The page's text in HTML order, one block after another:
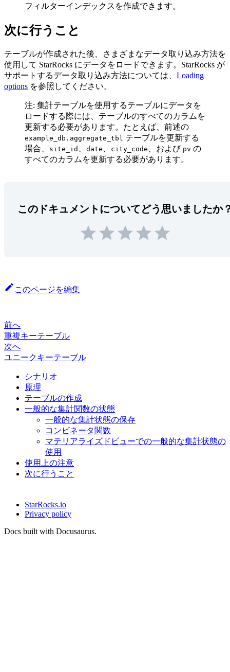
フィルターインデックスを作成できます。
次に行うこと
テーブルが作成された後、さまざまなデータ取り込み方法を
使用して StarRocks にデータをロードできます。StarRocks が
サポートするデータ取り込み方法については、 Loading
options を参照してください。
注: 集計テーブルを使用するテーブルにデータを
ロードする際には、テーブルのすべてのカラムを
更新する必要があります。たとえば、前述の
example_db.aggregate_tbl テーブルを更新する
場合、
site_id date city_code 、および pv の
すべてのカラムを更新する必要があります。
このドキュメントについてどう思いましたか
このページを編集
前へ
重複キーテーブル
次へ
ユニークキーテーブル
シナリオ
原理
テーブルの作成
一般的な集計関数の状態
一般的な集計状態の保存
コンビネータ関数
マテリアライズドビューでの一般的な集計状態の
使用
使用上の注意
次に行うこと
StarRocks.io
Privacy policy
Docs built with Docusaurus.